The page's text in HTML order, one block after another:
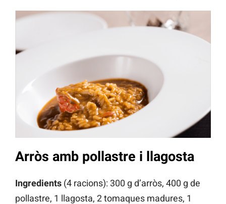
Arròs amb pollastre i llagosta
Ingredients (4 racions): 300 g d’arròs, 400 g de
pollastre, 1 llagosta, 2 tomaques madures, 1